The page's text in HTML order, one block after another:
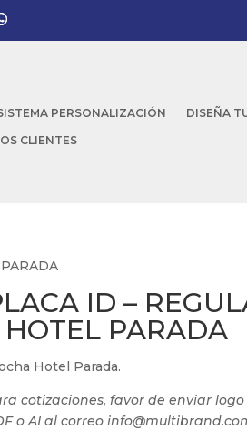
PERSONALIZACIÓN
DISEÑA
CLIENTES
ID –
HOTEL PARADA
Hotel Parada.
cotizaciones, favor de enviar
o AI al correo